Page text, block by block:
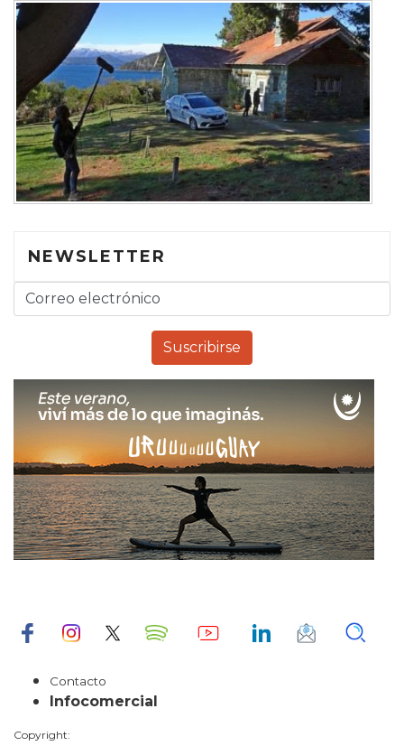
NEWSLETTER
Contacto
Infocomercial
Copyright: